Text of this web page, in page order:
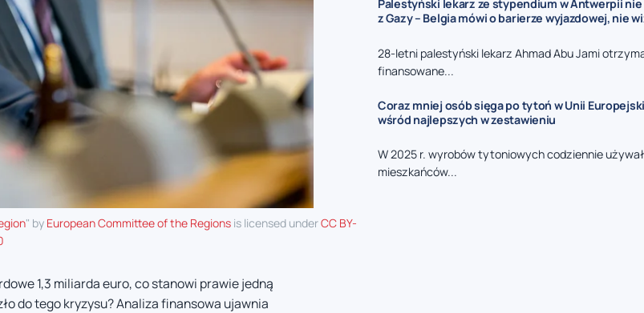
" by European Committee of the Regionsis licensed underCC BY-
1,3 miliarda euro, co stanowi prawie jedną
do tego kryzysu? Analiza finansowa ujawnia
Palestyński lekarz ze stypendium w Antwerpii
z Gazy – Belgia mówi o barierze wyjazdowej, nie
28-letni palestyński lekarz Ahmad Abu Jami
finansowane...
Coraz mniej osób sięga po tytoń w Unii
wśród najlepszych w zestawieniu
W 2025 r. wyrobów tytoniowych codziennie
mieszkańców...